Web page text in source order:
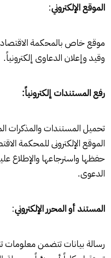
الموقع الإلكتروني:‏
موقع خاص بالمحكمة
وقيد وإعلان ‏الدعاوى إلكترونياً.‏
رفع المستندات إلكترونياً:‏
تحميل المستندات والمذكرات
الموقع الإلكترونى ‏للمحكمة
‏حفظها واسترجاعها والإطلاع
الدعوى.‏
المستند أو المحرر الإلكتروني:‏
رسالة بيانات تتضمن معلومات